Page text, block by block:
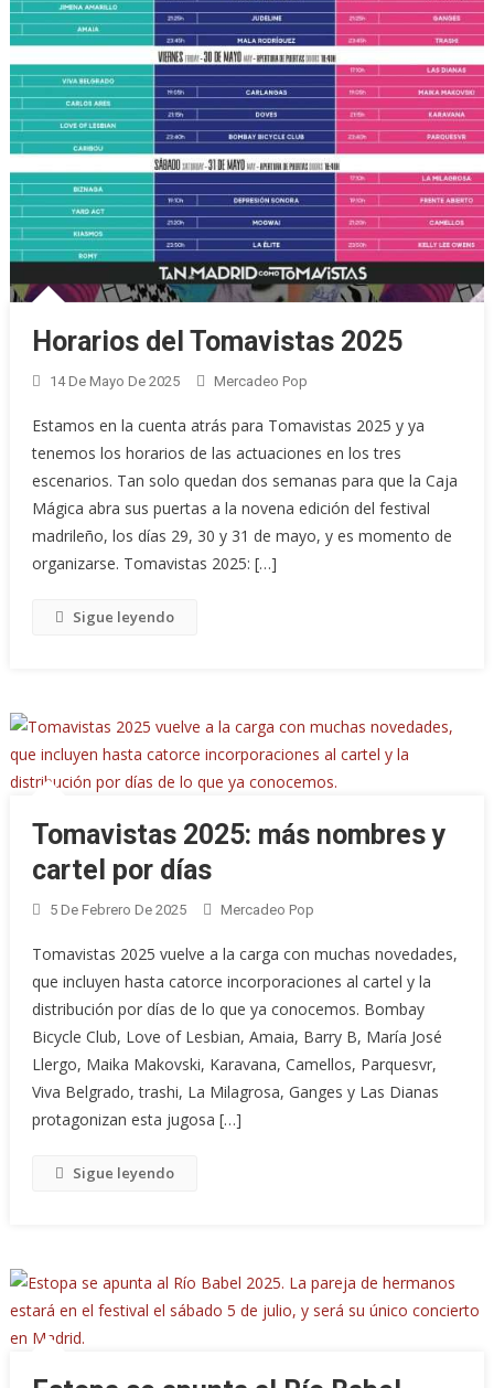
Horarios del Tomavistas 2025
14 De Mayo De 2025 Mercadeo Pop
Estamos en la cuenta atrás para Tomavistas 2025 y ya
tenemos los horarios de las actuaciones en los tres
escenarios. Tan solo quedan dos semanas para que la Caja
Mágica abra sus puertas a la novena edición del festival
madrileño, los días 29, 30 y 31 de mayo, y es momento de
organizarse. Tomavistas 2025: […]
Sigue leyendo
Tomavistas 2025: más nombres y
cartel por días
5 De Febrero De 2025 Mercadeo Pop
Tomavistas 2025 vuelve a la carga con muchas novedades,
que incluyen hasta catorce incorporaciones al cartel y la
distribución por días de lo que ya conocemos. Bombay
Bicycle Club, Love of Lesbian, Amaia, Barry B, María José
Llergo, Maika Makovski, Karavana, Camellos, Parquesvr,
Viva Belgrado, trashi, La Milagrosa, Ganges y Las Dianas
protagonizan esta jugosa […]
Sigue leyendo